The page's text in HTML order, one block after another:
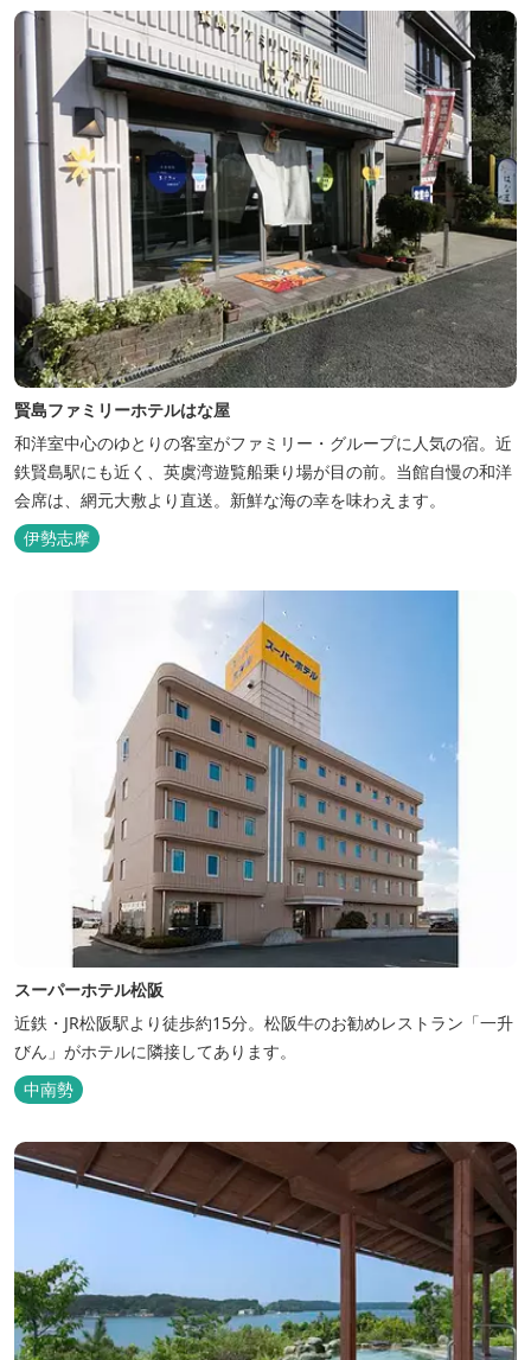
賢島ファミリーホテルはな屋
和洋室中心のゆとりの客室がファミリー・グループに人気の宿。近
鉄賢島駅にも近く、英虞湾遊覧船乗り場が目の前。当館自慢の和洋
会席は、網元大敷より直送。新鮮な海の幸を味わえます。
伊勢志摩
スーパーホテル松阪
近鉄・JR松阪駅より徒歩約15分。松阪牛のお勧めレストラン「一升
びん」がホテルに隣接してあります。
中南勢